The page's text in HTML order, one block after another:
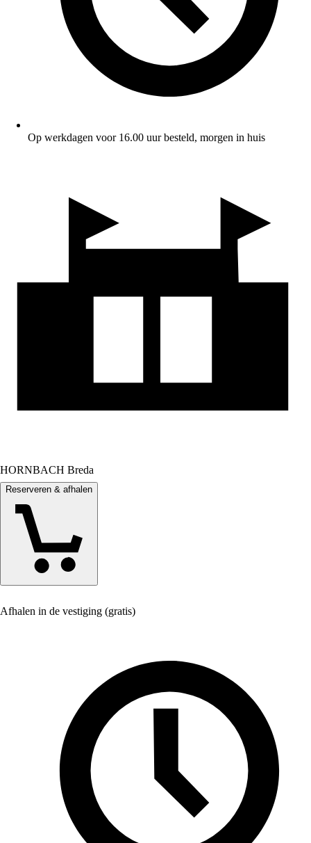
Op werkdagen voor 16.00 uur besteld, morgen in huis
HORNBACH Breda
Reserveren & afhalen
Afhalen in de vestiging (gratis)